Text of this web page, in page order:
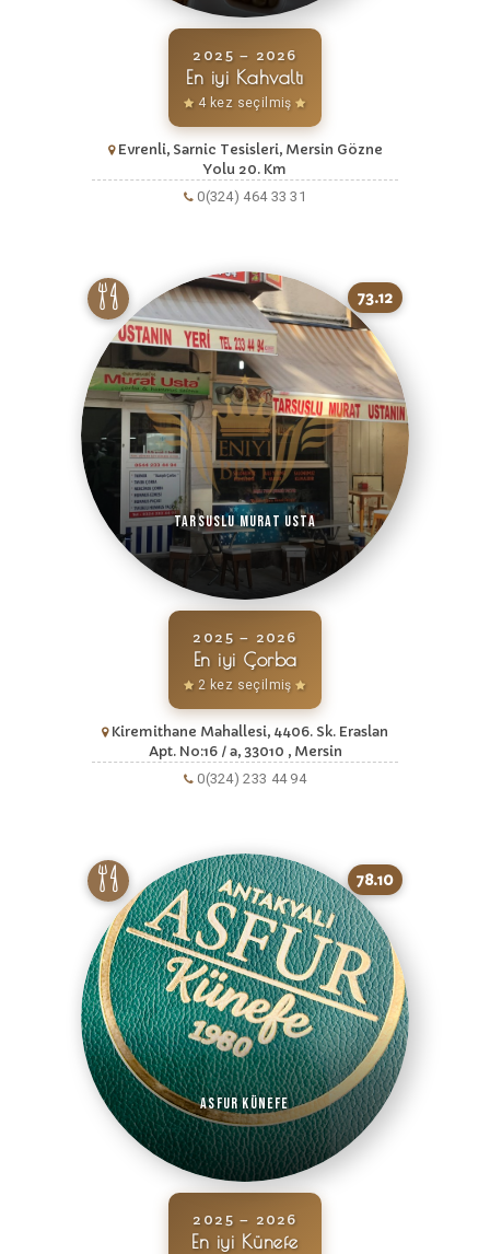
2025 – 2026
En iyi Kahvaltı
4 kez seçilmiş
Evrenli, Sarnic Tesisleri, Mersin Gözne
Yolu 20. Km
0(324) 464 33 31
73.12
Tarsuslu Murat Usta
2025 – 2026
En iyi Çorba
2 kez seçilmiş
Kiremithane Mahallesi, 4406. Sk. Eraslan
Apt. No:16 / a, 33010 , Mersin
0(324) 233 44 94
78.10
Asfur Künefe
2025 – 2026
En iyi Künefe